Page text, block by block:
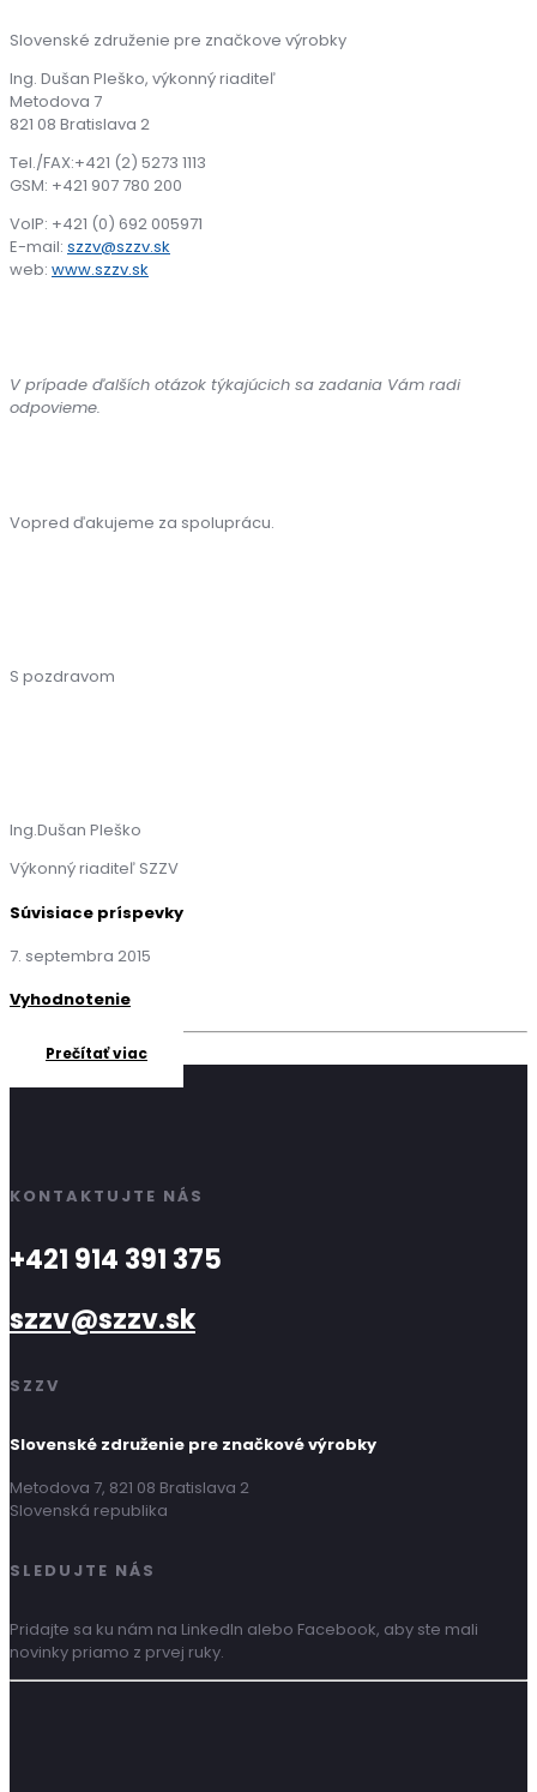
Slovenské združenie pre značkove výrobky
Ing. Dušan Pleško, výkonný riaditeľ
Metodova 7
821 08 Bratislava 2
Tel./FAX:+421 (2) 5273 1113
GSM: +421 907 780 200
VoIP: +421 (0) 692 005971
E-mail: szzv@szzv.sk
web: www.szzv.sk
V prípade ďalších otázok týkajúcich sa zadania Vám radi
odpovieme.
Vopred ďakujeme za spoluprácu.
S pozdravom
Ing.Dušan Pleško
Výkonný riaditeľ SZZV
Súvisiace príspevky
7. septembra 2015
Vyhodnotenie
Prečítať viac
KONTAKTUJTE NÁS
+421 914 391 375
szzv@szzv.sk
SZZV
Slovenské združenie pre značkové výrobky
Metodova 7, 821 08 Bratislava 2
Slovenská republika
SLEDUJTE NÁS
Pridajte sa ku nám na LinkedIn alebo Facebook, aby ste mali
novinky priamo z prvej ruky.